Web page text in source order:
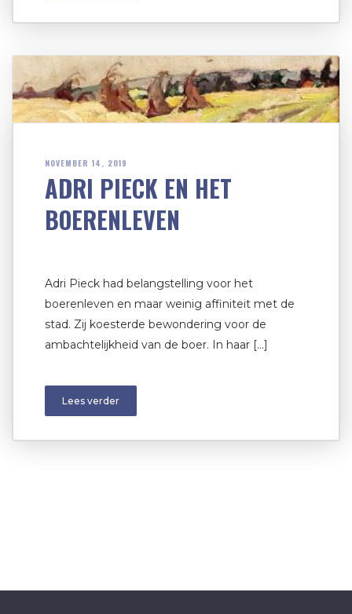
NOVEMBER 14, 2019
ADRI PIECK EN HET
BOERENLEVEN
Adri Pieck had belangstelling voor het
boerenleven en maar weinig affiniteit met de
stad. Zij koesterde bewondering voor de
ambachtelijkheid van de boer. In haar […]
Lees verder